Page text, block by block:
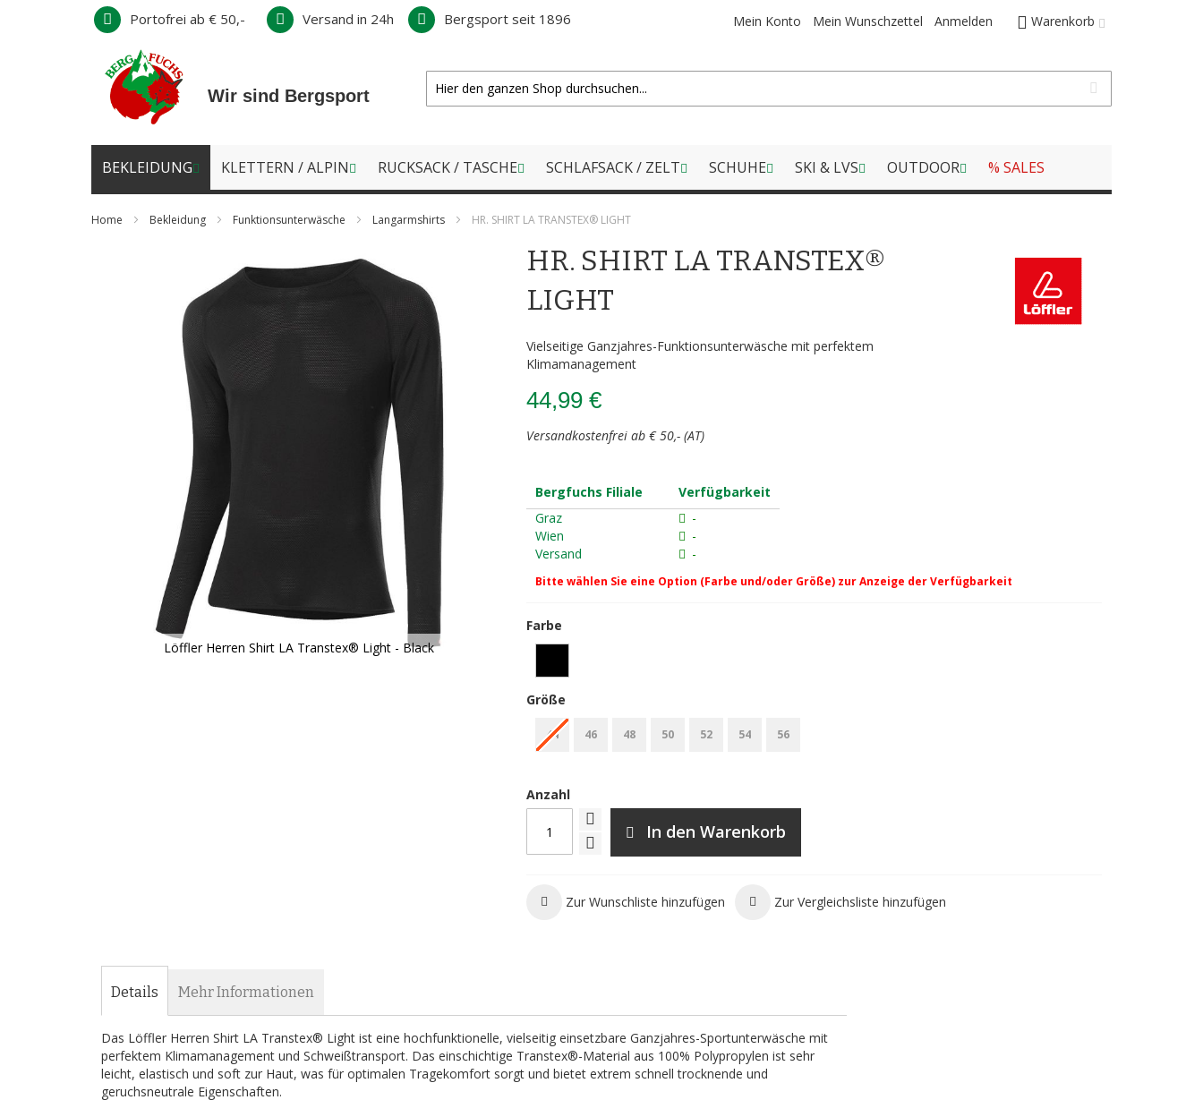
Direkt
Inhalt
Warenkorb
Mein Konto Mein Wunschzettel Anmelden
Portofrei ab € 50,- Versand in 24h Bergsport seit 1896
Wir sind Bergsport
BEKLEIDUNG KLETTERN / ALPIN RUCKSACK / TASCHE SCHLAFSACK / ZELT SCHUHE SKI & LVS OUTDOOR % SALES
Home Bekleidung Funktionsunterwäsche Langarmshirts HR. SHIRT LA TRANSTEX® LIGHT
Löffler Herren Shirt LA Transtex® Light - Black
HR. SHIRT LA TRANSTEX®
LIGHT
Vielseitige Ganzjahres-Funktionsunterwäsche mit perfektem
Klimamanagement
44,99 €
Versandkostenfrei ab € 50,- (AT)
Bergfuchs Filiale
Verfügbarkeit
Graz
-
Wien
-
Versand
-
Bitte wählen Sie eine Option (Farbe und/oder Größe) zur Anzeige der Verfügbarkeit
Farbe
Größe
44 46 48 50 52 54 56
Anzahl
In den Warenkorb
Zur Wunschliste hinzufügen Zur Vergleichsliste hinzufügen
Details
Das Löffler Herren Shirt LA Transtex® Light ist eine hochfunktionelle, vielseitig einsetzbare Ganzjahres-Sportunterwäsche mit
perfektem Klimamanagement und Schweißtransport. Das einschichtige Transtex®-Material aus 100% Polypropylen ist sehr
leicht, elastisch und soft zur Haut, was für optimalen Tragekomfort sorgt und bietet extrem schnell trocknende und
geruchsneutrale Eigenschaften.
Mehr Informationen